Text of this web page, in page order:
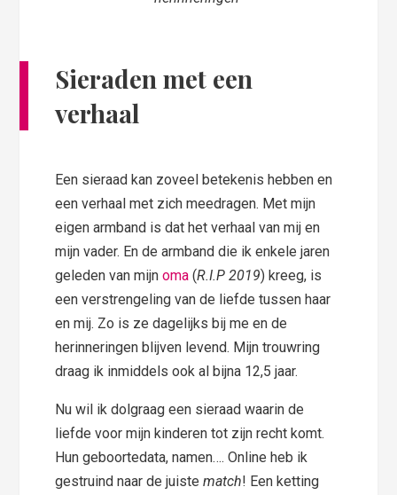
Sieraden met een
verhaal
Een sieraad kan zoveel betekenis hebben en
een verhaal met zich meedragen. Met mijn
eigen armband is dat het verhaal van mij en
mijn vader. En de armband die ik enkele jaren
geleden van mijnoma (R.I.P 2019) kreeg, is
een verstrengeling van de liefde tussen haar
en mij. Zo is ze dagelijks bij me en de
herinneringen blijven levend. Mijn trouwring
draag ik inmiddels ook al bijna 12,5 jaar.
Nu wil ik dolgraag een sieraad waarin de
liefde voor mijn kinderen tot zijn recht komt.
Hun geboortedata, namen…. Online heb ik
gestruind naar de juistematch! Een ketting